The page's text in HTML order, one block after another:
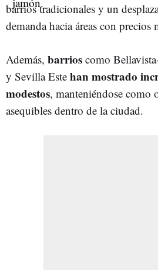
barrios tradicionales y un
demanda hacia áreas con precios
Además, barrios como
y Sevilla Este han mostrado
modestos, manteniéndose como
asequibles dentro de la ciudad.